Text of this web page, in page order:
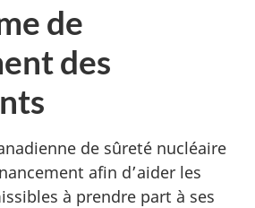
de
des
de sûreté nucléaire
afin d’aider les
à prendre part à ses